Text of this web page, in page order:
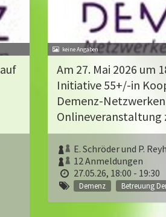
Am 27. Mai 2026 um
Initiative 55+/-in
Demenz-
Onlineveranstaltung
E. Schröder und P.
12 Anmeldungen
27.05.26, 18:00 - 19:30
Demenz Betreuung